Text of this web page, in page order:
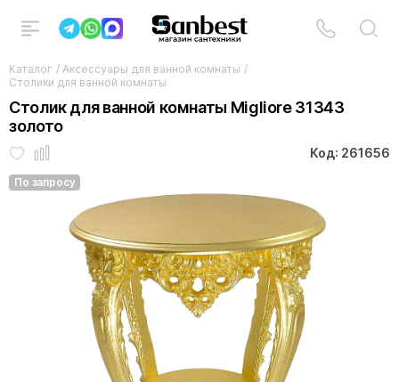
Каталог / Аксессуары для ванной комнаты /
Столики для ванной комнаты
Столик для ванной комнаты Migliore 31343
золото
Код: 261656
По запросу